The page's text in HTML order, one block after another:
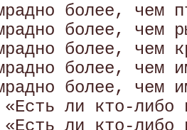
более, чем
более, чем
более, чем
более, чем
более, чем
ли кто-либо
ли кто-либо